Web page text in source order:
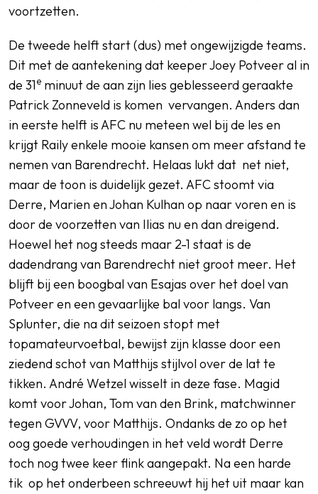
voortzetten.
De tweede helft start (dus) met ongewijzigde teams.
Dit met de aantekening dat keeper Joey Potveer al in
de 31e minuut de aan zijn lies geblesseerd geraakte
Patrick Zonneveld is komen vervangen. Anders dan
in eerste helft is AFC nu meteen wel bij de les en
krijgt Raily enkele mooie kansen om meer afstand te
nemen van Barendrecht. Helaas lukt dat net niet,
maar de toon is duidelijk gezet. AFC stoomt via
Derre, Marien en Johan Kulhan op naar voren en is
door de voorzetten van Ilias nu en dan dreigend.
Hoewel het nog steeds maar 2-1 staat is de
dadendrang van Barendrecht niet groot meer. Het
blijft bij een boogbal van Esajas over het doel van
Potveer en een gevaarlijke bal voor langs. Van
Splunter, die na dit seizoen stopt met
topamateurvoetbal, bewijst zijn klasse door een
ziedend schot van Matthijs stijlvol over de lat te
tikken. André Wetzel wisselt in deze fase. Magid
komt voor Johan, Tom van den Brink, matchwinner
tegen GVVV, voor Matthijs. Ondanks de zo op het
oog goede verhoudingen in het veld wordt Derre
toch nog twee keer flink aangepakt. Na een harde
tik op het onderbeen schreeuwt hij het uit maar kan